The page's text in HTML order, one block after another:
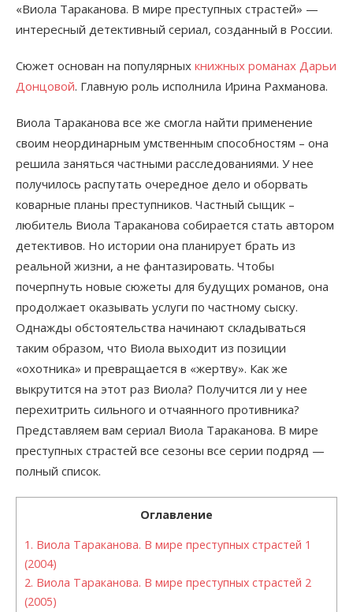
«Виола Тараканова. В мире преступных страстей» —
интересный детективный сериал, созданный в России.
Сюжет основан на популярных книжных романах Дарьи
Донцовой. Главную роль исполнила Ирина Рахманова.
Виола Тараканова все же смогла найти применение
своим неординарным умственным способностям – она
решила заняться частными расследованиями. У нее
получилось распутать очередное дело и оборвать
коварные планы преступников. Частный сыщик –
любитель Виола Тараканова собирается стать автором
детективов. Но истории она планирует брать из
реальной жизни, а не фантазировать. Чтобы
почерпнуть новые сюжеты для будущих романов, она
продолжает оказывать услуги по частному сыску.
Однажды обстоятельства начинают складываться
таким образом, что Виола выходит из позиции
«охотника» и превращается в «жертву». Как же
выкрутится на этот раз Виола? Получится ли у нее
перехитрить сильного и отчаянного противника?
Представляем вам сериал Виола Тараканова. В мире
преступных страстей все сезоны все серии подряд —
полный список.
Оглавление
1. Виола Тараканова. В мире преступных страстей 1
(2004)
2. Виола Тараканова. В мире преступных страстей 2
(2005)